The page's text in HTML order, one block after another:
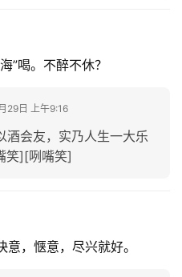
”喝。不醉不休？
29日 上午9:16
酒会友，实乃人生一大乐
笑][咧嘴笑]
，惬意，尽兴就好。